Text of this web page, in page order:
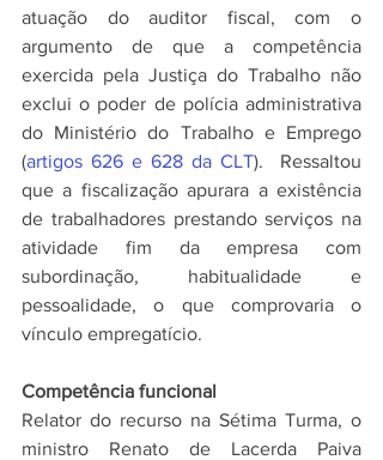
atuação do auditor fiscal, com o
argumento de que a competência
exercida pela Justiça do Trabalho não
exclui o poder de polícia administrativa
do Ministério do Trabalho e Emprego
(artigos 626 e 628 da CLT).  Ressaltou
que a fiscalização apurara a existência
de trabalhadores prestando serviços na
atividade fim da empresa com
subordinação, habitualidade e
pessoalidade, o que comprovaria o
vínculo empregatício.
Competência funcional
Relator do recurso na Sétima Turma, o
ministro Renato de Lacerda Paiva